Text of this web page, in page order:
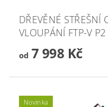
DŘEVĚNÉ STŘEŠNÍ
VLOUPÁNÍ FTP-V P2
od7 998 Kč
Novinka